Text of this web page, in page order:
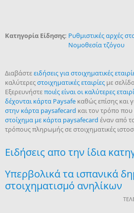
Κατηγορία Είδησης: Ρυθμιστικές αρχές
Νομοθεσία τζόγου
Διαβάστεειδήσεις για στοιχηματικές
καλύτερεςστοιχηματικές εταιρίες με
Εξερευνήστεποιές είναι οι καλύτερες
δέχονται κάρτα Paysafe καθώς επίσης και
στην κάρτα paysafecard και τον τρόπο που
στοίχημα με κάρτα paysafecard έναν από
τρόπους πληρωμής σε στοιχηματικές
Ειδήσεις απο την ίδια
Υπερβολικά τα ισπανικά
στοιχηματισμό ανηλίκων